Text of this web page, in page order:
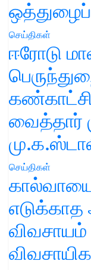
செய்திகள்
ஈரோடு
வைத்தார்
செய்திகள்
எடுக்காத
விவசாயம்